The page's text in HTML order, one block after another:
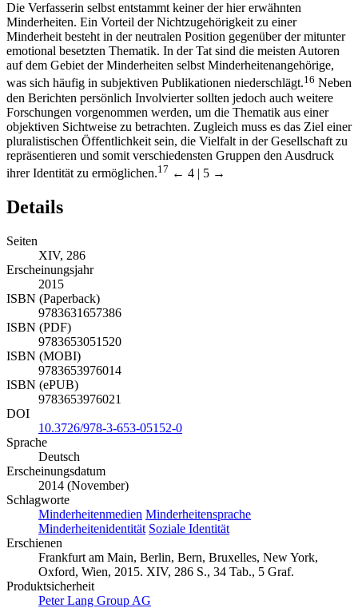
Die Verfasserin selbst entstammt keiner der hier erwähnten
Minderheiten. Ein Vorteil der Nichtzugehörigkeit zu einer
Minderheit besteht in der neutralen Position gegenüber der mitunter
emotional besetzten Thematik. In der Tat sind die meisten Autoren
auf dem Gebiet der Minderheiten selbst Minderheitenangehörige,
was sich häufig in subjektiven Publikationen niederschlägt.16 Neben
den Berichten persönlich Involvierter sollten jedoch auch weitere
Forschungen vorgenommen werden, um die Thematik aus einer
objektiven Sichtweise zu betrachten. Zugleich muss es das Ziel einer
pluralistischen Öffentlichkeit sein, die Vielfalt in der Gesellschaft zu
repräsentieren und somit verschiedensten Gruppen den Ausdruck
ihrer Identität zu ermöglichen.17 ← 4 | 5 →
Details
Seiten
XIV, 286
Erscheinungsjahr
2015
ISBN (Paperback)
9783631657386
ISBN (PDF)
9783653051520
ISBN (MOBI)
9783653976014
ISBN (ePUB)
9783653976021
DOI
10.3726/978-3-653-05152-0
Sprache
Deutsch
Erscheinungsdatum
2014 (November)
Schlagworte
Minderheitenmedien Minderheitensprache
Minderheitenidentität Soziale Identität
Erschienen
Frankfurt am Main, Berlin, Bern, Bruxelles, New York,
Oxford, Wien, 2015. XIV, 286 S., 34 Tab., 5 Graf.
Produktsicherheit
Peter Lang Group AG